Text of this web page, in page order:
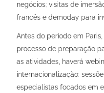
negócios; visitas de
francês e demoday para
Antes do período em
processo de preparação
as atividades, haverá
internacionalização;
especialistas focados em